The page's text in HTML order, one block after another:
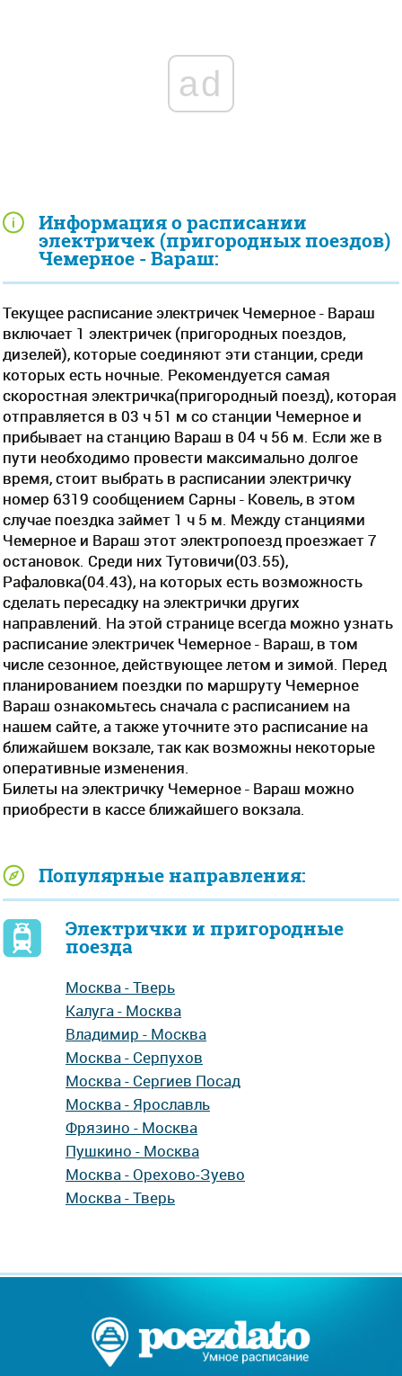
Информация о расписании
электричек (пригородных поездов)
Чемерное - Вараш:
Текущее расписание электричек Чемерное - Вараш
включает 1 электричек (пригородных поездов,
дизелей), которые соединяют эти станции, среди
которых есть ночные. Рекомендуется самая
скоростная электричка(пригородный поезд), которая
отправляется в 03 ч 51 м со станции Чемерное и
прибывает на станцию Вараш в 04 ч 56 м. Если же в
пути необходимо провести максимально долгое
время, стоит выбрать в расписании электричку
номер 6319 сообщением Сарны - Ковель, в этом
случае поездка займет 1 ч 5 м. Между станциями
Чемерное и Вараш этот электропоезд проезжает 7
остановок. Среди них Тутовичи(03.55),
Рафаловка(04.43), на которых есть возможность
сделать пересадку на электрички других
направлений. На этой странице всегда можно узнать
расписание электричек Чемерное - Вараш, в том
числе сезонное, действующее летом и зимой. Перед
планированием поездки по маршруту Чемерное
Вараш ознакомьтесь сначала с расписанием на
нашем сайте, а также уточните это расписание на
ближайшем вокзале, так как возможны некоторые
оперативные изменения.
Билеты на электричку Чемерное - Вараш можно
приобрести в кассе ближайшего вокзала.
Популярные направления:
Электрички и пригородные
поезда
Москва - Тверь
Калуга - Москва
Владимир - Москва
Москва - Серпухов
Москва - Сергиев Посад
Москва - Ярославль
Фрязино - Москва
Пушкино - Москва
Москва - Орехово-Зуево
Москва - Тверь
ad